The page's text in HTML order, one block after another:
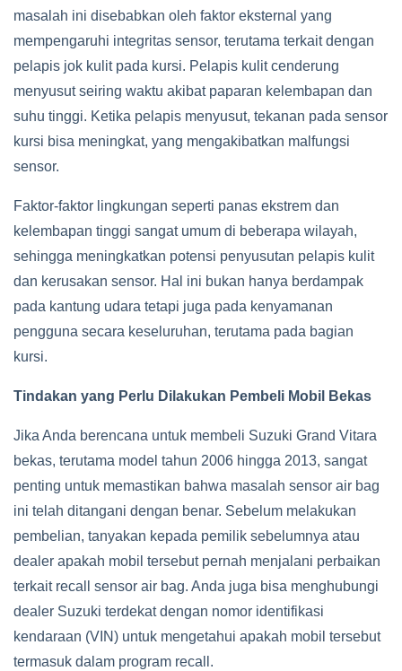
masalah ini disebabkan oleh faktor eksternal yang
mempengaruhi integritas sensor, terutama terkait dengan
pelapis jok kulit pada kursi. Pelapis kulit cenderung
menyusut seiring waktu akibat paparan kelembapan dan
suhu tinggi. Ketika pelapis menyusut, tekanan pada sensor
kursi bisa meningkat, yang mengakibatkan malfungsi
sensor.
Faktor-faktor lingkungan seperti panas ekstrem dan
kelembapan tinggi sangat umum di beberapa wilayah,
sehingga meningkatkan potensi penyusutan pelapis kulit
dan kerusakan sensor. Hal ini bukan hanya berdampak
pada kantung udara tetapi juga pada kenyamanan
pengguna secara keseluruhan, terutama pada bagian
kursi.
Tindakan yang Perlu Dilakukan Pembeli Mobil Bekas
Jika Anda berencana untuk membeli Suzuki Grand Vitara
bekas, terutama model tahun 2006 hingga 2013, sangat
penting untuk memastikan bahwa masalah sensor air bag
ini telah ditangani dengan benar. Sebelum melakukan
pembelian, tanyakan kepada pemilik sebelumnya atau
dealer apakah mobil tersebut pernah menjalani perbaikan
terkait recall sensor air bag. Anda juga bisa menghubungi
dealer Suzuki terdekat dengan nomor identifikasi
kendaraan (VIN) untuk mengetahui apakah mobil tersebut
termasuk dalam program recall.